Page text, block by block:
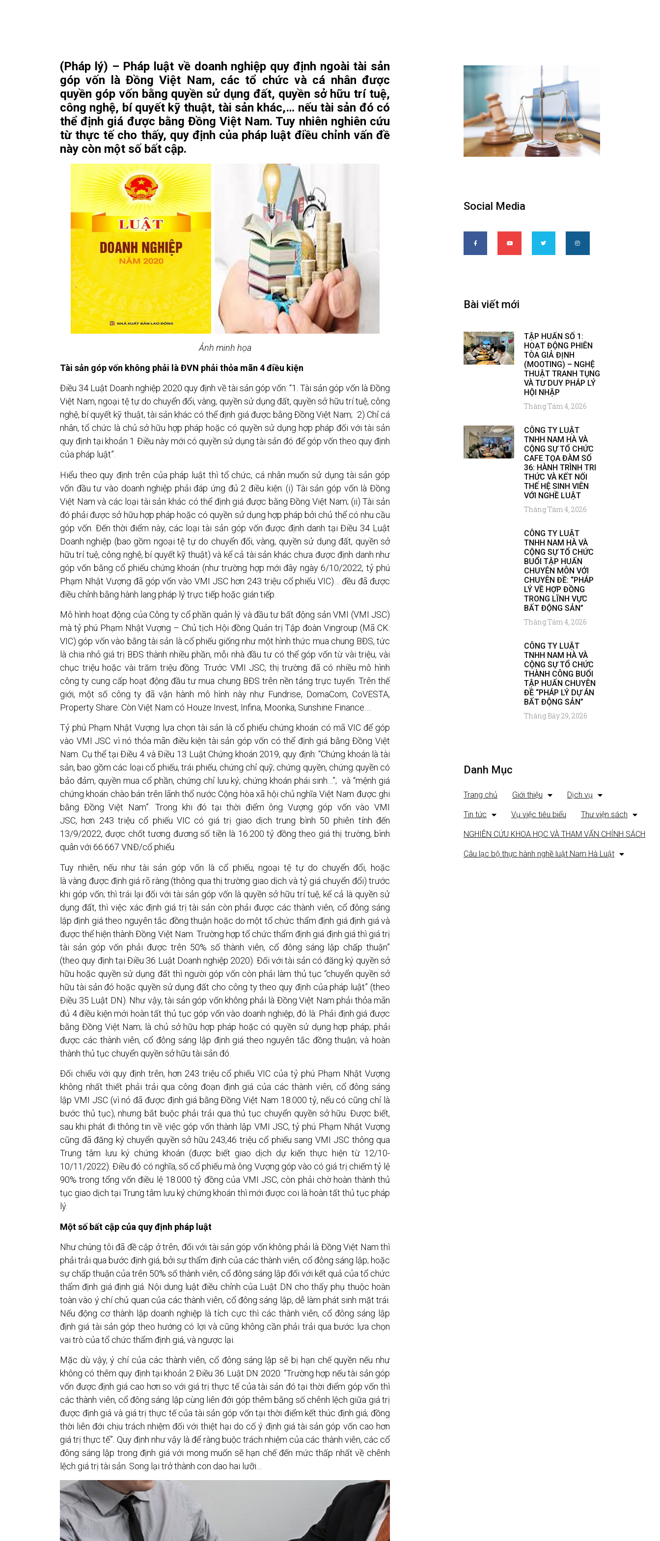
(Pháp lý) – Pháp luật về doanh nghiệp quy định ngoài tài sản
góp vốn là Đồng Việt Nam, các tổ chức và cá nhân được
quyền góp vốn bằng quyền sử dụng đất, quyền sở hữu trí tuệ,
công nghệ, bí quyết kỹ thuật, tài sản khác,… nếu tài sản đó có
thể định giá được bằng Đồng Việt Nam. Tuy nhiên nghiên cứu
từ thực tế cho thấy, quy định của pháp luật điều chỉnh vấn đề
này còn một số bất cập.
Ảnh minh họa
Tài sản góp vốn không phải là ĐVN phải thỏa mãn 4 điều kiện
Điều 34 Luật Doanh nghiệp 2020 quy định về tài sản góp vốn: “1. Tài sản góp vốn là Đồng
Việt Nam, ngoại tệ tự do chuyển đổi, vàng, quyền sử dụng đất, quyền sở hữu trí tuệ, công
nghệ, bí quyết kỹ thuật, tài sản khác có thể định giá được bằng Đồng Việt Nam; 2) Chỉ cá
nhân, tổ chức là chủ sở hữu hợp pháp hoặc có quyền sử dụng hợp pháp đối với tài sản
quy định tại khoản 1 Điều này mới có quyền sử dụng tài sản đó để góp vốn theo quy định
của pháp luật”.
Hiểu theo quy định trên của pháp luật thì tổ chức, cá nhân muốn sử dụng tài sản góp
vốn đầu tư vào doanh nghiệp phải đáp ứng đủ 2 điều kiện: (i) Tài sản góp vốn là Đồng
Việt Nam và các loại tài sản khác có thể định giá được bằng Đồng Việt Nam; (ii) Tài sản
đó phải được sở hữu hợp pháp hoặc có quyền sử dụng hợp pháp bởi chủ thể có nhu cầu
góp vốn. Đến thời điểm này, các loại tài sản góp vốn được định danh tại Điều 34 Luật
Doanh nghiệp (bao gồm ngoại tệ tự do chuyển đổi, vàng, quyền sử dụng đất, quyền sở
hữu trí tuệ, công nghệ, bí quyết kỹ thuật) và kể cả tài sản khác chưa được định danh như
góp vốn bằng cổ phiếu chứng khoán (như trường hợp mới đây ngày 6/10/2022, tỷ phú
Phạm Nhật Vượng đã góp vốn vào VMI JSC hơn 243 triệu cổ phiếu VIC)… đều đã được
điều chỉnh bằng hành lang pháp lý trực tiếp hoặc gián tiếp.
Mô hình hoạt động của Công ty cổ phần quản lý và đầu tư bất động sản VMI (VMI JSC)
mà tỷ phú Phạm Nhật Vượng – Chủ tịch Hội đồng Quản trị Tập đoàn Vingroup (Mã CK:
VIC) góp vốn vào bằng tài sản là cổ phiếu giống như một hình thức mua chung BĐS, tức
là chia nhỏ giá trị BĐS thành nhiều phần, mỗi nhà đầu tư có thể góp vốn từ vài triệu, vài
chục triệu hoặc vài trăm triệu đồng. Trước VMI JSC, thị trường đã có nhiều mô hình
công ty cung cấp hoạt động đầu tư mua chung BĐS trên nền tảng trực tuyến. Trên thế
giới, một số công ty đã vận hành mô hình này như Fundrise, DomaCom, CoVESTA,
Property Share. Còn Việt Nam có Houze Invest, Infina, Moonka, Sunshine Finance….
Tỷ phú Phạm Nhật Vượng lựa chọn tài sản là cổ phiếu chứng khoán có mã VIC để góp
vào VMI JSC vì nó thỏa mãn điều kiện tài sản góp vốn có thể định giá bằng Đồng Việt
Nam. Cụ thể tại Điều 4 và Điều 13 Luật Chứng khoán 2019, quy định: “Chứng khoán là tài
sản, bao gồm các loại cổ phiếu, trái phiếu, chứng chỉ quỹ; chứng quyền, chứng quyền có
bảo đảm, quyền mua cổ phần, chứng chỉ lưu ký; chứng khoán phái sinh…”; và “mệnh giá
chứng khoán chào bán trên lãnh thổ nước Cộng hòa xã hội chủ nghĩa Việt Nam được ghi
bằng Đồng Việt Nam”. Trong khi đó tại thời điểm ông Vượng góp vốn vào VMI
JSC, hơn 243 triệu cổ phiếu VIC có giá trị giao dịch trung bình 50 phiên tính đến
13/9/2022, được chốt tương đương số tiền là 16.200 tỷ đồng theo giá thị trường, bình
quân với 66.667 VNĐ/cổ phiếu.
Tuy nhiên, nếu như tài sản góp vốn là cổ phiếu, ngoại tệ tự do chuyển đổi, hoặc
là vàng được định giá rõ ràng (thông qua thị trường giao dịch và tỷ giá chuyển đổi) trước
khi góp vốn; thì trái lại đối với tài sản góp vốn là quyền sở hữu trí tuệ, kể cả là quyền sử
dụng đất, thì việc xác định giá trị tài sản còn phải được các thành viên, cổ đông sáng
lập định giá theo nguyên tắc đồng thuận hoặc do một tổ chức thẩm định giá định giá và
được thể hiện thành Đồng Việt Nam. Trường hợp tổ chức thẩm định giá định giá thì giá trị
tài sản góp vốn phải được trên 50% số thành viên, cổ đông sáng lập chấp thuận”
(theo quy định tại Điều 36 Luật Doanh nghiệp 2020). Đối với tài sản có đăng ký quyền sở
hữu hoặc quyền sử dụng đất thì người góp vốn còn phải làm thủ tục “chuyển quyền sở
hữu tài sản đó hoặc quyền sử dụng đất cho công ty theo quy định của pháp luật” (theo
Điều 35 Luật DN). Như vậy, tài sản góp vốn không phải là Đồng Việt Nam phải thỏa mãn
đủ 4 điều kiện mới hoàn tất thủ tục góp vốn vào doanh nghiệp, đó là: Phải định giá được
bằng Đồng Việt Nam; là chủ sở hữu hợp pháp hoặc có quyền sử dụng hợp pháp; phải
được các thành viên, cổ đông sáng lập định giá theo nguyên tắc đồng thuận; và hoàn
thành thủ tục chuyển quyền sở hữu tài sản đó.
Đối chiếu với quy định trên, hơn 243 triệu cổ phiếu VIC của tỷ phú Phạm Nhật Vượng
không nhất thiết phải trải qua công đoạn định giá của các thành viên, cổ đông sáng
lập VMI JSC (vì nó đã được định giá bằng Đồng Việt Nam 18.000 tỷ, nếu có cũng chỉ là
bước thủ tục), nhưng bắt buộc phải trải qua thủ tục chuyển quyền sở hữu. Được biết,
sau khi phát đi thông tin về việc góp vốn thành lập VMI JSC, tỷ phú Phạm Nhật Vượng
cũng đã đăng ký chuyển quyền sở hữu 243,46 triệu cổ phiếu sang VMI JSC thông qua
Trung tâm lưu ký chứng khoán (được biết giao dịch dự kiến thực hiện từ 12/10-
10/11/2022). Điều đó có nghĩa, số cổ phiếu mà ông Vượng góp vào có giá trị chiếm tỷ lệ
90% trong tổng vốn điều lệ 18.000 tỷ đồng của VMI JSC, còn phải chờ hoàn thành thủ
tục giao dịch tại Trung tâm lưu ký chứng khoán thì mới được coi là hoàn tất thủ tục pháp
lý.
Một số bất cập của quy định pháp luật
Như chúng tôi đã đề cập ở trên, đối với tài sản góp vốn không phải là Đồng Việt Nam thì
phải trải qua bước định giá, bởi sự thẩm định của các thành viên, cổ đông sáng lập; hoặc
sự chấp thuận của trên 50% số thành viên, cổ đông sáng lập đối với kết quả của tổ chức
thẩm định giá định giá. Nội dung luật điều chỉnh của Luật DN cho thấy phụ thuộc hoàn
toàn vào ý chí chủ quan của các thành viên, cổ đông sáng lập, dễ làm phát sinh mặt trái.
Nếu động cơ thành lập doanh nghiệp là tích cực thì các thành viên, cổ đông sáng lập
định giá tài sản góp theo hướng có lợi và cũng không cần phải trải qua bước lựa chọn
vai trò của tổ chức thẩm định giá, và ngược lại.
Mặc dù vậy, ý chí của các thành viên, cổ đông sáng lập sẽ bị hạn chế quyền nếu như
không có thêm quy định tại khoản 2 Điều 36 Luật DN 2020: “Trường hợp nếu tài sản góp
vốn được định giá cao hơn so với giá trị thực tế của tài sản đó tại thời điểm góp vốn thì
các thành viên, cổ đông sáng lập cùng liên đới góp thêm bằng số chênh lệch giữa giá trị
được định giá và giá trị thực tế của tài sản góp vốn tại thời điểm kết thúc định giá; đồng
thời liên đới chịu trách nhiệm đối với thiệt hại do cố ý định giá tài sản góp vốn cao hơn
giá trị thực tế”. Quy định như vậy là để ràng buộc trách nhiệm của các thành viên, các cổ
đông sáng lập trong định giá với mong muốn sẽ hạn chế đến mức thấp nhất về chênh
lệch giá trị tài sản. Song lại trở thành con dao hai lưỡi…
Social Media
Bài viết mới
TẬP HUẤN SỐ 1:
HOẠT ĐỘNG PHIÊN
TÒA GIẢ ĐỊNH
(MOOTING) – NGHỆ
THUẬT TRANH TỤNG
VÀ TƯ DUY PHÁP LÝ
HỘI NHẬP
Tháng Tám 4, 2026
CÔNG TY LUẬT
TNHH NAM HÀ VÀ
CỘNG SỰ TỔ CHỨC
CAFE TỌA ĐÀM SỐ
36: HÀNH TRÌNH TRI
THỨC VÀ KẾT NỐI
THẾ HỆ SINH VIÊN
VỚI NGHỀ LUẬT
Tháng Tám 4, 2026
CÔNG TY LUẬT
TNHH NAM HÀ VÀ
CỘNG SỰ TỔ CHỨC
BUỔI TẬP HUẤN
CHUYÊN MÔN VỚI
CHUYÊN ĐỀ: “PHÁP
LÝ VỀ HỢP ĐỒNG
TRONG LĨNH VỰC
BẤT ĐỘNG SẢN”
Tháng Tám 4, 2026
CÔNG TY LUẬT
TNHH NAM HÀ VÀ
CỘNG SỰ TỔ CHỨC
THÀNH CÔNG BUỔI
TẬP HUẤN CHUYÊN
ĐỀ “PHÁP LÝ DỰ ÁN
BẤT ĐỘNG SẢN”
Tháng Bảy 29, 2026
Danh Mục
Trang chủ Giới thiệu Dịch vụ
Tin tức Vụ việc tiêu biểu Thư viện sách
NGHIÊN CỨU KHOA HỌC VÀ THAM VẤN CHÍNH SÁCH
Câu lạc bộ thực hành nghề luật Nam Hà Luật